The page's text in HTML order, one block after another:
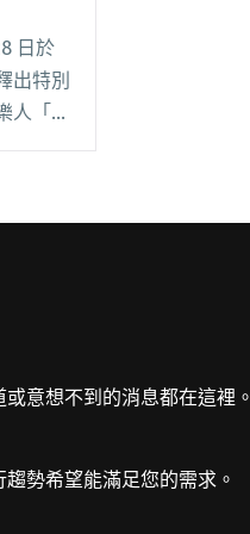
日於
出特別
人「馬
多年好
意想不到的消息都在這裡。
勢希望能滿足您的需求。